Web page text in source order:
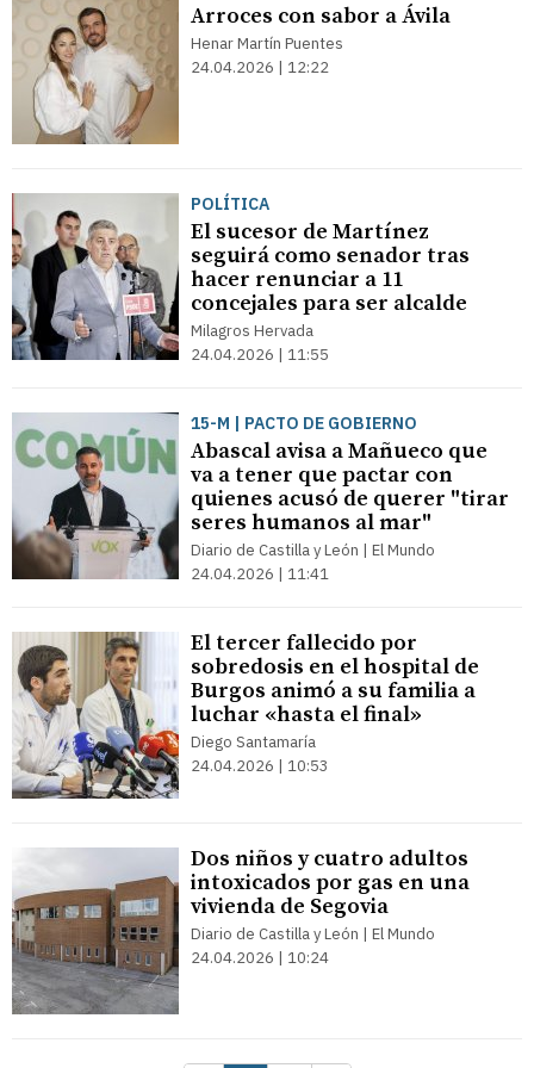
Arroces con sabor a Ávila
Henar Martín Puentes
24.04.2026 | 12:22
POLÍTICA
El sucesor de Martínez
seguirá como senador tras
hacer renunciar a 11
concejales para ser alcalde
Milagros Hervada
24.04.2026 | 11:55
15-M | PACTO DE GOBIERNO
Abascal avisa a Mañueco que
va a tener que pactar con
quienes acusó de querer "tirar
seres humanos al mar"
Diario de Castilla y León | El Mundo
24.04.2026 | 11:41
El tercer fallecido por
sobredosis en el hospital de
Burgos animó a su familia a
luchar «hasta el final»
Diego Santamaría
24.04.2026 | 10:53
Dos niños y cuatro adultos
intoxicados por gas en una
vivienda de Segovia
Diario de Castilla y León | El Mundo
24.04.2026 | 10:24